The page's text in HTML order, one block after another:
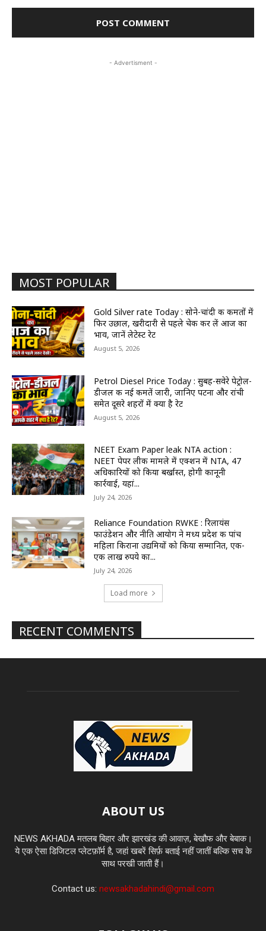
- Advertisment -
MOST POPULAR
Gold Silver rate Today : सोने-चांदी की कीमतों में
फिर उछाल, खरीदारी से पहले चेक कर लें आज का
भाव, जानें लेटेस्ट रेट
August 5, 2026
Petrol Diesel Price Today : सुबह-सवेरे पेट्रोल-
डीजल की नई कीमतें जारी, जानिए पटना और रांची
समेत दूसरे शहरों में क्या है रेट
August 5, 2026
NEET Exam Paper leak NTA action :
NEET पेपर लीक मामले में एक्शन में NTA, 47
अधिकारियों को किया बर्खास्त, होगी कानूनी
कार्रवाई, यहां...
July 24, 2026
Reliance Foundation RWKE : रिलायंस
फाउंडेशन और नीति आयोग ने मध्य प्रदेश की पांच
महिला किराना उद्यमियों को किया सम्मानित, एक-
एक लाख रुपये का...
July 24, 2026
Load more
RECENT COMMENTS
ABOUT US
NEWS AKHADA मतलब बिहार और झारखंड की आवाज़, बेखौफ और बेबाक।
ये एक ऐसा डिजिटल प्लेटफ़ॉर्म है, जहां खबरें सिर्फ़ बताई नहीं जातीं बल्कि सच के
साथ परखी जाती हैं।
Contact us: newsakhadahindi@gmail.com